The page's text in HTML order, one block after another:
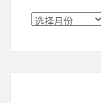
归